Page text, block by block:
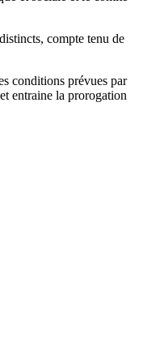
compte tenu de
conditions prévues par
entraine la prorogation